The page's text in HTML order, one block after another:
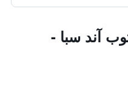
آند سبا -